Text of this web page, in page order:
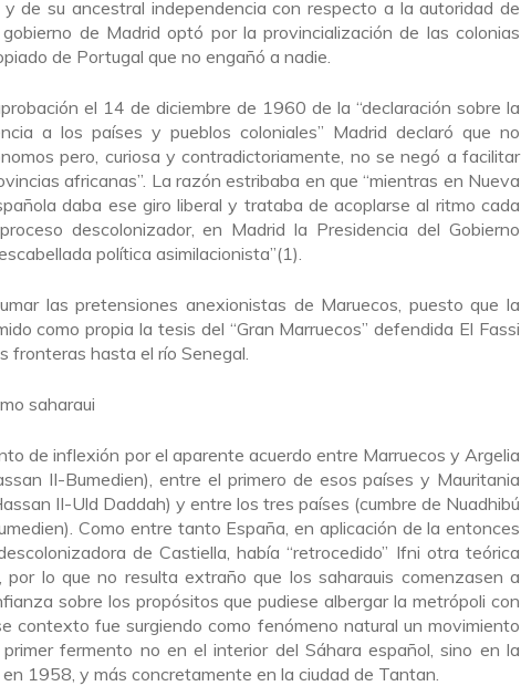
de su ancestral independencia con respecto a la autoridad de
de Madrid optó por la provincialización de las colonias
de Portugal que no engañó a nadie.
el 14 de diciembre de 1960 de la “declaración sobre la
a los países y pueblos coloniales” Madrid declaró que no
pero, curiosa y contradictoriamente, no se negó a facilitar
africanas”. La razón estribaba en que “mientras en Nueva
daba ese giro liberal y trataba de acoplarse al ritmo cada
descolonizador, en Madrid la Presidencia del Gobierno
política asimilacionista”(1).
las pretensiones anexionistas de Maruecos, puesto que la
como propia la tesis del “Gran Marruecos” defendida El Fassi
fronteras hasta el río Senegal.
saharaui
de inflexión por el aparente acuerdo entre Marruecos y Argelia
II-Bumedien), entre el primero de esos países y Mauritania
II-Uld Daddah) y entre los tres países (cumbre de Nuadhibú
Como entre tanto España, en aplicación de la entonces
de Castiella, había “retrocedido” Ifni ­otra teórica
por lo que no resulta extraño que los saharauis comenzasen a
sobre los propósitos que pudiese albergar la metrópoli con
contexto fue surgiendo como fenómeno natural un movimiento
fermento no en el interior del Sáhara español, sino en la
1958, y más concretamente en la ciudad de Tantan.